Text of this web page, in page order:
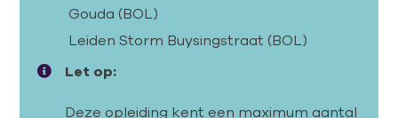
Gouda (BOL)
Leiden Storm Buysingstraat (BOL)
Let op:
Deze opleiding kent een maximum aantal